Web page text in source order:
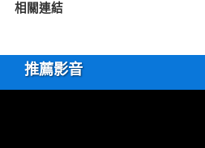
相關連結
推薦影音